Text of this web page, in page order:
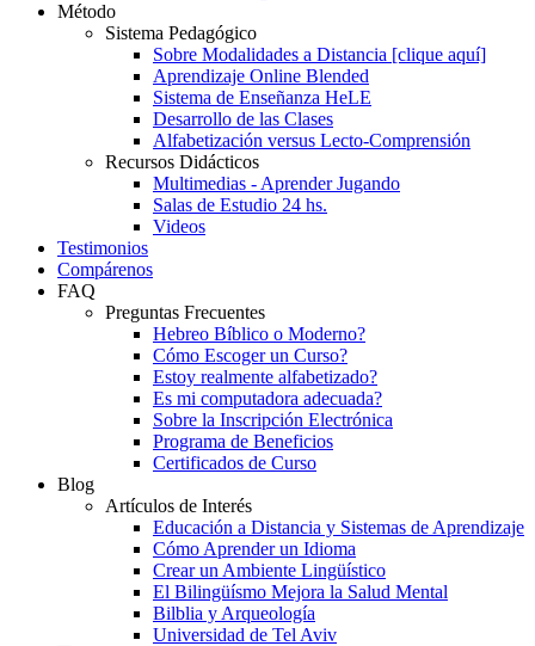
Método
Sistema Pedagógico
Sobre Modalidades a Distancia [clique aquí]
Aprendizaje Online Blended
Sistema de Enseñanza HeLE
Desarrollo de las Clases
Alfabetización versus Lecto-Comprensión
Recursos Didácticos
Multimedias - Aprender Jugando
Salas de Estudio 24 hs.
Videos
Testimonios
Compárenos
FAQ
Preguntas Frecuentes
Hebreo Bíblico o Moderno?
Cómo Escoger un Curso?
Estoy realmente alfabetizado?
Es mi computadora adecuada?
Sobre la Inscripción Electrónica
Programa de Beneficios
Certificados de Curso
Blog
Artículos de Interés
Educación a Distancia y Sistemas de Aprendizaje
Cómo Aprender un Idioma
Crear un Ambiente Lingüístico
El Bilingüísmo Mejora la Salud Mental
Bilblia y Arqueología
Universidad de Tel Aviv